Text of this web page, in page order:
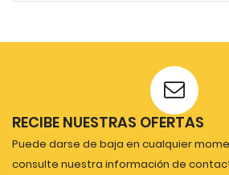
RECIBE NUESTRAS OFERTAS
Puede darse de baja en cualquier
consulte nuestra información de